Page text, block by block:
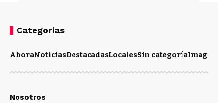
Categorias
AhoraNoticiasDestacadasLocalesSin categoríaImagen
Nosotros